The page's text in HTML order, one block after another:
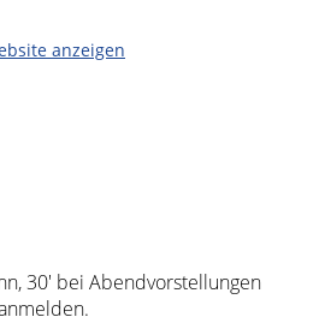
anzeigen
30′ bei Abendvorstellungen